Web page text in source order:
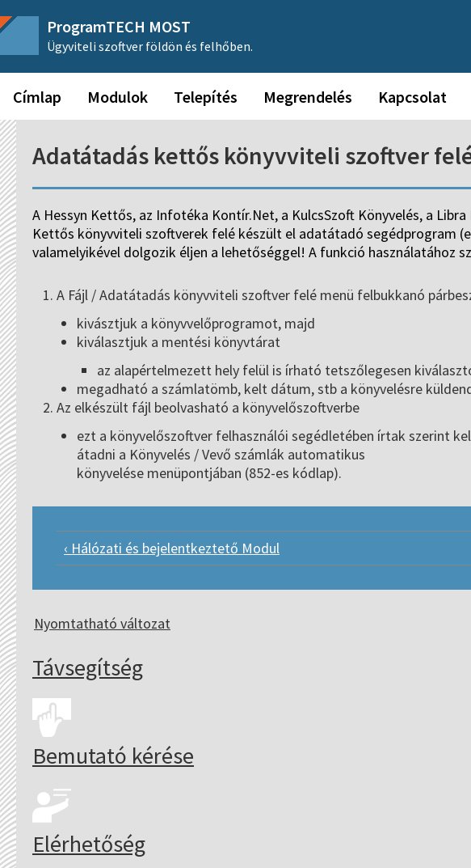
ProgramTECH MOST
Ügyviteli szoftver földön és felhőben.
Címlap Modulok Telepítés Megrendelés Kapcsolat
Adatátadás kettős könyvviteli szoftver
A Hessyn Kettős, az Infotéka Kontír.Net, a KulcsSzoft Könyvelés, a
Kettős könyvviteli szoftverek felé készült el adatátadó segédprogram
valamelyikével dolgozik éljen a lehetőséggel! A funkció használatához
A Fájl / Adatátadás könyvviteli szoftver felé menü felbukkanó
kivásztjuk a könyvvelőprogramot, majd
kiválasztjuk a mentési könyvtárat
az alapértelmezett hely felül is írható tetszőlegesen
megadható a számlatömb, kelt dátum, stb a könyvelésre
Az elkészült fájl beolvasható a könyvelőszoftverbe
ezt a könyvelőszoftver felhasználói segédletében írtak szerint
átadni a Könyvelés / Vevő számlák automatikus
könyvelése menüpontjában (852-es kódlap).
‹ Hálózati és bejelentkeztető Modul
Nyomtatható változat
Távsegítség
Bemutató kérése
Elérhetőség